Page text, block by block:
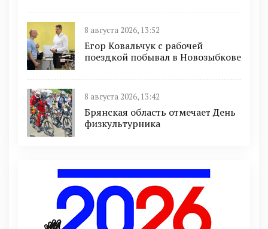
8 августа 2026, 13:52
Егор Ковальчук с рабочей
поездкой побывал в Новозыбкове
8 августа 2026, 13:42
Брянская область отмечает День
физкультурника